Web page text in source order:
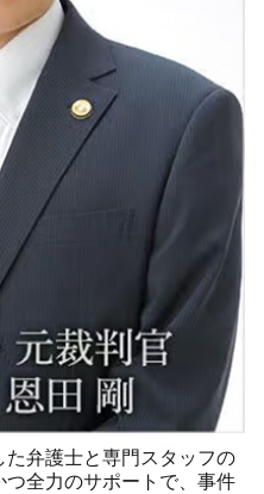
弁護士と専門スタッフの
全力のサポートで、事件